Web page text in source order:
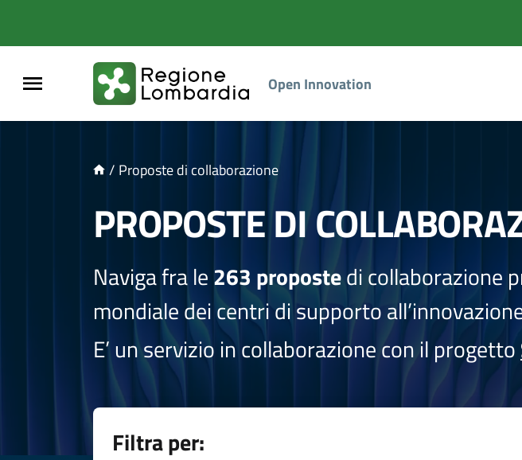
Open Innovation
/ Proposte di collaborazione
PROPOSTE DI
Naviga fra le263 propostedi collaborazione
mondiale dei centri di supporto
E’ un servizio in collaborazione con il progetto
Filtra per: